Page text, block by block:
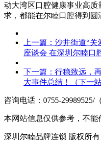
动大湾区口腔健康事业高
求，都能在尔睦口腔得到圆
上一篇： 沙井街道“关
座谈会 在深圳尔睦口
下一篇： 行稳致远，
大事件总结！（下一站
咨询电话：0755-29989525/
本网站信息仅供参考，不能
深圳尔睦品牌连锁 版权所有